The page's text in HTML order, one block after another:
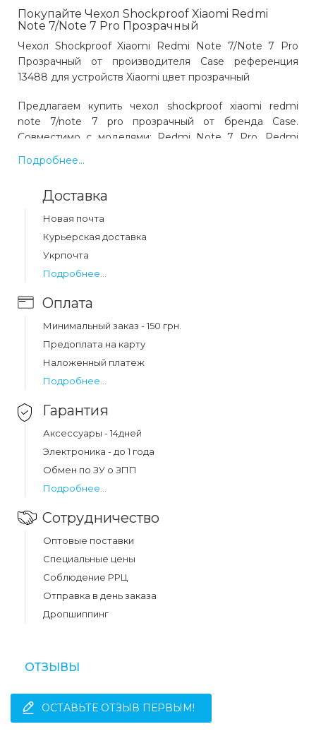
Покупайте Чехол Shockproof Xiaomi Redmi
Note 7/Note 7 Pro Прозрачный
Чехол Shockproof Xiaomi Redmi Note 7/Note 7 Pro
Прозрачный от производителя Case референция
13488 для устройств Xiaomi цвет прозрачный
Предлагаем купить чехол shockproof xiaomi redmi
note 7/note 7 pro прозрачный от бренда Case.
Совместимо с моделями: Redmi Note 7 Pro, Redmi
Note 7, с устройствами производства Xiaomi. Цвет:
прозрачный. Код товара 13488. Выгодная цена и
note 7/note 7 pro прозрачный?
Цена на чехол shockproof xiaomi redmi note 7/note 7
pro прозрачный составляет 129 грн.
Подробнее...
Доставка
Новая почта
Курьерская доставка
Укрпочта
Подробнее...
Оплата
Минимальный заказ - 150 грн.
Предоплата на карту
Наложенный платеж
Подробнее...
Гарантия
Аксессуары - 14дней
Электроника - до 1 года
Обмен по ЗУ о ЗПП
Подробнее...
Сотрудничество
Оптовые поставки
Специальные цены
Соблюдение РРЦ
Отправка в день заказа
Дропшиппинг
ОТЗЫВЫ
ОСТАВЬТЕ ОТЗЫВ ПЕРВЫМ!